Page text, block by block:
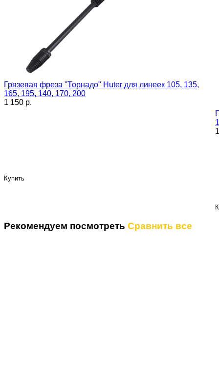
Грязевая фреза "Торнадо" Huter для линеек 105, 135,
165, 195, 140, 170, 200
1 150 p.
Купить
Рекомендуем посмотреть Сравнить все